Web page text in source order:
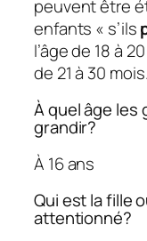
peuvent être
enfants « s’ils
l’âge de 18 à
de 21 à 30 mois.
À quel âge
grandir?
À 16 ans
Qui est la fille
attentionné?